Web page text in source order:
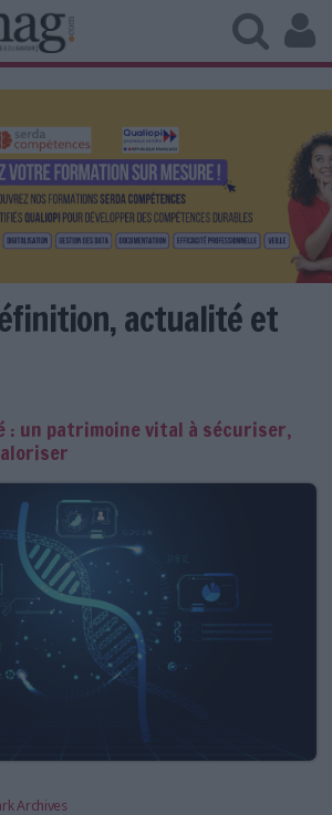
actualité et
: un patrimoine vital à sécuriser,
Archives